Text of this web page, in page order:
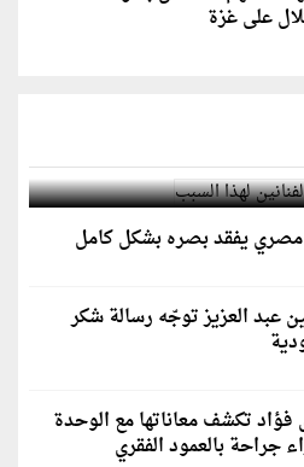
على غزة
لهذا السبب
مصري يفقد بصره بشكل كامل
عبد العزيز توجّه رسالة شكر
تكشف معاناتها مع الوحدة
جراحة بالعمود الفقري